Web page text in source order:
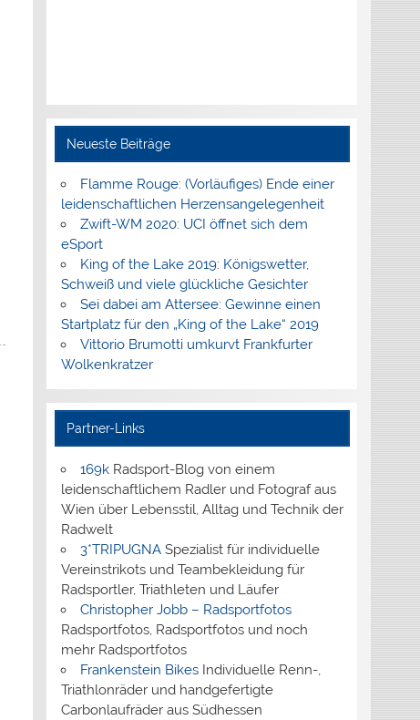
Neueste Beiträge
Flamme Rouge: (Vorläufiges) Ende einer
leidenschaftlichen Herzensangelegenheit
Zwift-WM 2020: UCI öffnet sich dem
eSport
King of the Lake 2019: Königswetter,
Schweiß und viele glückliche Gesichter
Sei dabei am Attersee: Gewinne einen
Startplatz für den „King of the Lake“ 2019
Vittorio Brumotti umkurvt Frankfurter
Wolkenkratzer
Partner-Links
169kRadsport-Blog von einem
leidenschaftlichem Radler und Fotograf aus
Wien über Lebensstil, Alltag und Technik der
Radwelt
3*TRIPUGNASpezialist für individuelle
Vereinstrikots und Teambekleidung für
Radsportler, Triathleten und Läufer
Christopher Jobb – Radsportfotos
Radsportfotos, Radsportfotos und noch
mehr Radsportfotos
Frankenstein BikesIndividuelle Renn-,
Triathlonräder und handgefertigte
Carbonlaufräder aus Südhessen